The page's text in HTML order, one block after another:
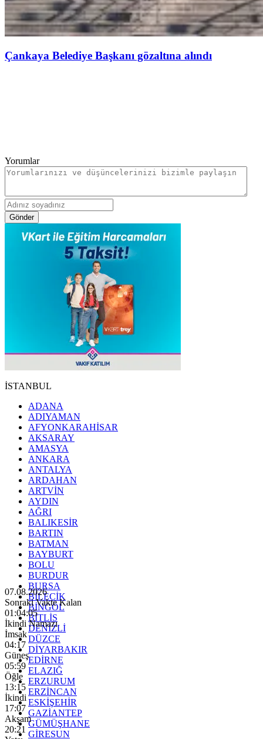
Çankaya Belediye Başkanı gözaltına alındı
Yorumlar
Gönder
İSTANBUL
ADANA
ADIYAMAN
AFYONKARAHİSAR
AKSARAY
AMASYA
ANKARA
ANTALYA
ARDAHAN
ARTVİN
AYDIN
AĞRI
BALIKESİR
BARTIN
BATMAN
BAYBURT
BOLU
BURDUR
BURSA
BİLECİK
BİNGÖL
BİTLİS
DENİZLİ
DÜZCE
DİYARBAKIR
EDİRNE
ELAZIĞ
ERZURUM
ERZİNCAN
ESKİŞEHİR
GAZİANTEP
GÜMÜŞHANE
GİRESUN
07.08.2026
Sonraki Vakte Kalan
01:04:03
İkindi Namazı
İmsak
04:17
Güneş
05:59
Öğle
13:15
İkindi
17:07
Akşam
20:21